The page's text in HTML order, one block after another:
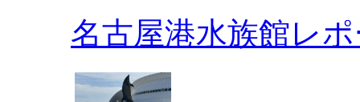
名古屋港水族館レ